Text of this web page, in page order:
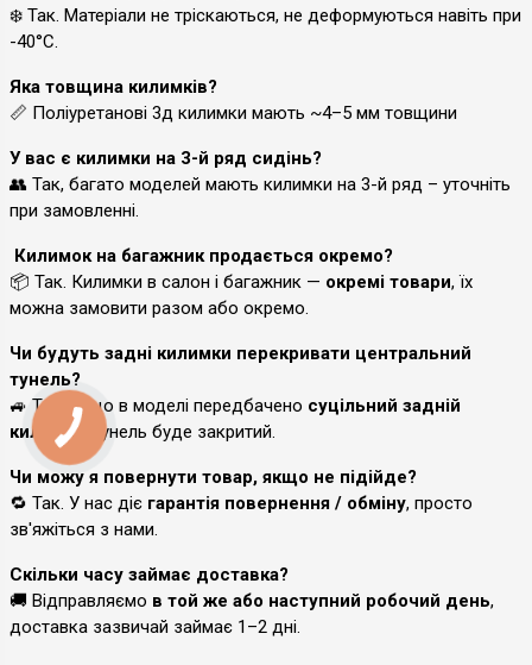
❄️ Так. Матеріали не тріскаються, не деформуються навіть при
-40°C.
Яка товщина килимків?
📏 Поліуретанові 3д килимки мають ~4–5 мм товщини
У вас є килимки на 3-й ряд сидінь?
👥 Так, багато моделей мають килимки на 3-й ряд – уточніть
при замовленні.
Килимок на багажник продається окремо?
📦 Так. Килимки в салон і багажник — окремі товари, їх
можна замовити разом або окремо.
Чи будуть задні килимки перекривати центральний
тунель?
🚙 Так, якщо в моделі передбачено суцільний задній
килимок
, тунель буде закритий.
Чи можу я повернути товар, якщо не підійде?
🔁 Так. У нас діє гарантія повернення / обміну, просто
зв'яжіться з нами.
Скільки часу займає доставка?
🚚 Відправляємо в той же або наступний робочий день,
доставка зазвичай займає 1–2 дні.